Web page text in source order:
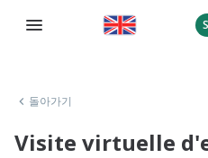
돌아가기
Visite virtuelle